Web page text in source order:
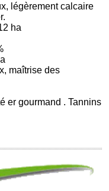
légèrement calcaire
ha
maîtrise des
er gourmand . Tannins